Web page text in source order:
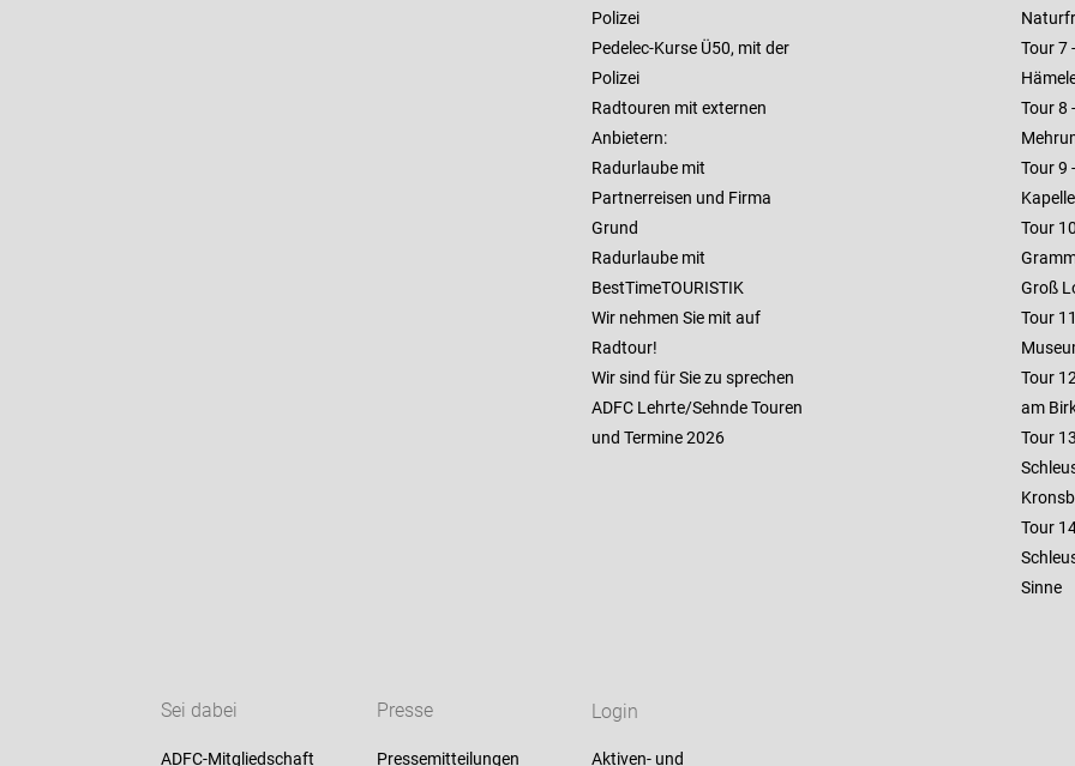
Polizei
Pedelec-Kurse Ü50, mit der
Polizei
Radtouren mit externen
Anbietern:
Radurlaube mit
Partnerreisen und Firma
Grund
Radurlaube mit
BestTimeTOURISTIK
Wir nehmen Sie mit auf
Radtour!
Wir sind für Sie zu sprechen
ADFC Lehrte/Sehnde Touren
und Termine 2026
Tour 7
Tour 8
Tour 9
Tour
Groß
Tour
Tour
am
Tour
Tour
Sinne
Sei dabei
ADFC-Mitgliedschaft
Presse
Pressemitteilungen
Login
Aktiven- und